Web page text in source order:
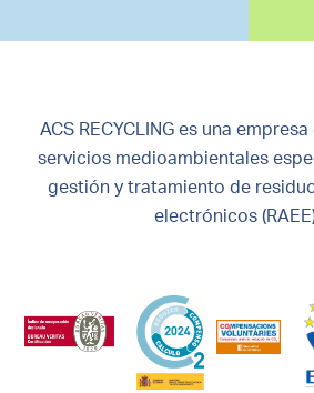
ACS RECYCLING es una
servicios medioambientales
gestión y tratamiento de
electrónicos